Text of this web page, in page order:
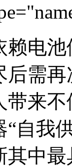
电
后需
带来
“自
其中